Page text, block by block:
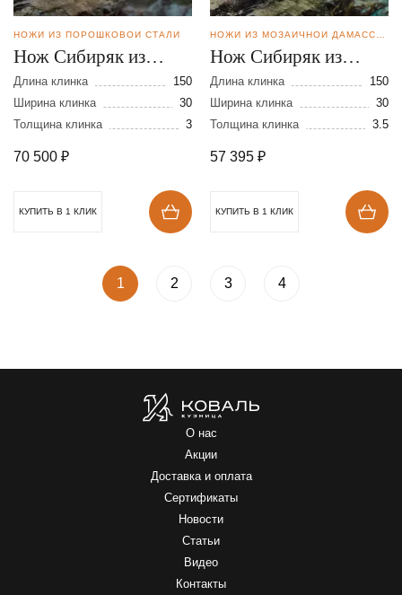
НОЖИ ИЗ ПОРОШКОВОЙ СТАЛИ
Нож Сибиряк из
стали S390 в
нержавеющих
обкладках
Длина клинка
150
Ширина клинка
30
Толщина клинка
3
70 500 ₽
КУПИТЬ В 1 КЛИК
НОЖИ ИЗ МОЗАИЧНОЙ ДАМАССКОЙ СТАЛИ
Нож Сибиряк из
мозаичной дамасской
стали
Длина клинка
150
Ширина клинка
30
Толщина клинка
3.5
57 395 ₽
КУПИТЬ В 1 КЛИК
1 2 3 4
О нас
Акции
Доставка и оплата
Сертификаты
Новости
Статьи
Видео
Контакты